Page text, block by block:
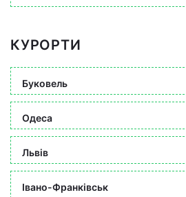
КУРОРТИ
Буковель
Одеса
Львів
Івано-Франківськ